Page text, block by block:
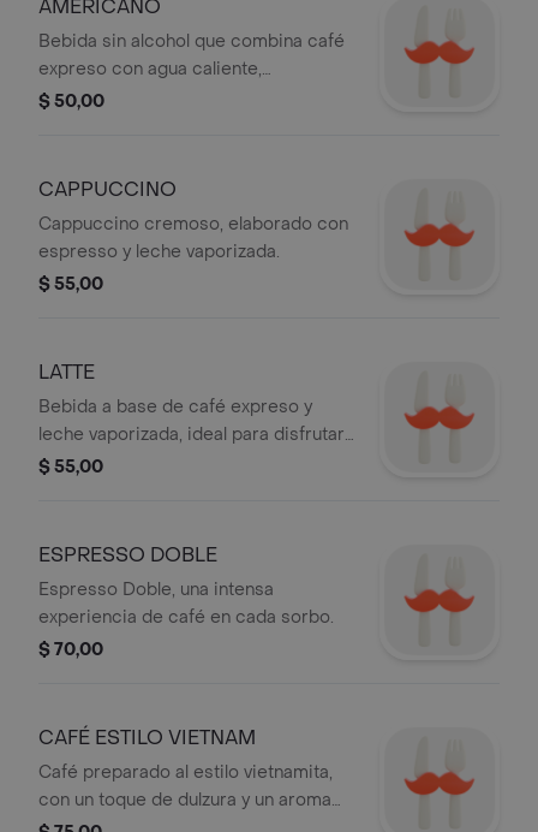
AMERICANO
Bebida sin alcohol que combina café
expreso con agua caliente,
ofreciendo un sabor intenso y
$ 50,00
CAPPUCCINO
Cappuccino cremoso, elaborado con
espresso y leche vaporizada.
$ 55,00
LATTE
Bebida a base de café expreso y
leche vaporizada, ideal para disfrutar
en cualquier momento.
$ 55,00
ESPRESSO DOBLE
Espresso Doble, una intensa
experiencia de café en cada sorbo.
$ 70,00
CAFÉ ESTILO VIETNAM
Café preparado al estilo vietnamita,
con un toque de dulzura y un aroma